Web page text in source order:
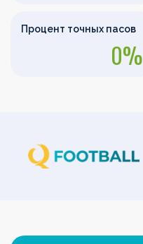
Процент точных пасов
0%